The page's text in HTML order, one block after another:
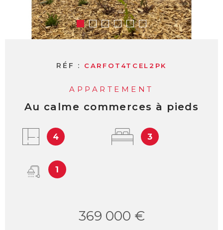
RÉF : CARFOT4TCEL2PK
APPARTEMENT
Au calme commerces à pieds
4 3
1
369 000 €